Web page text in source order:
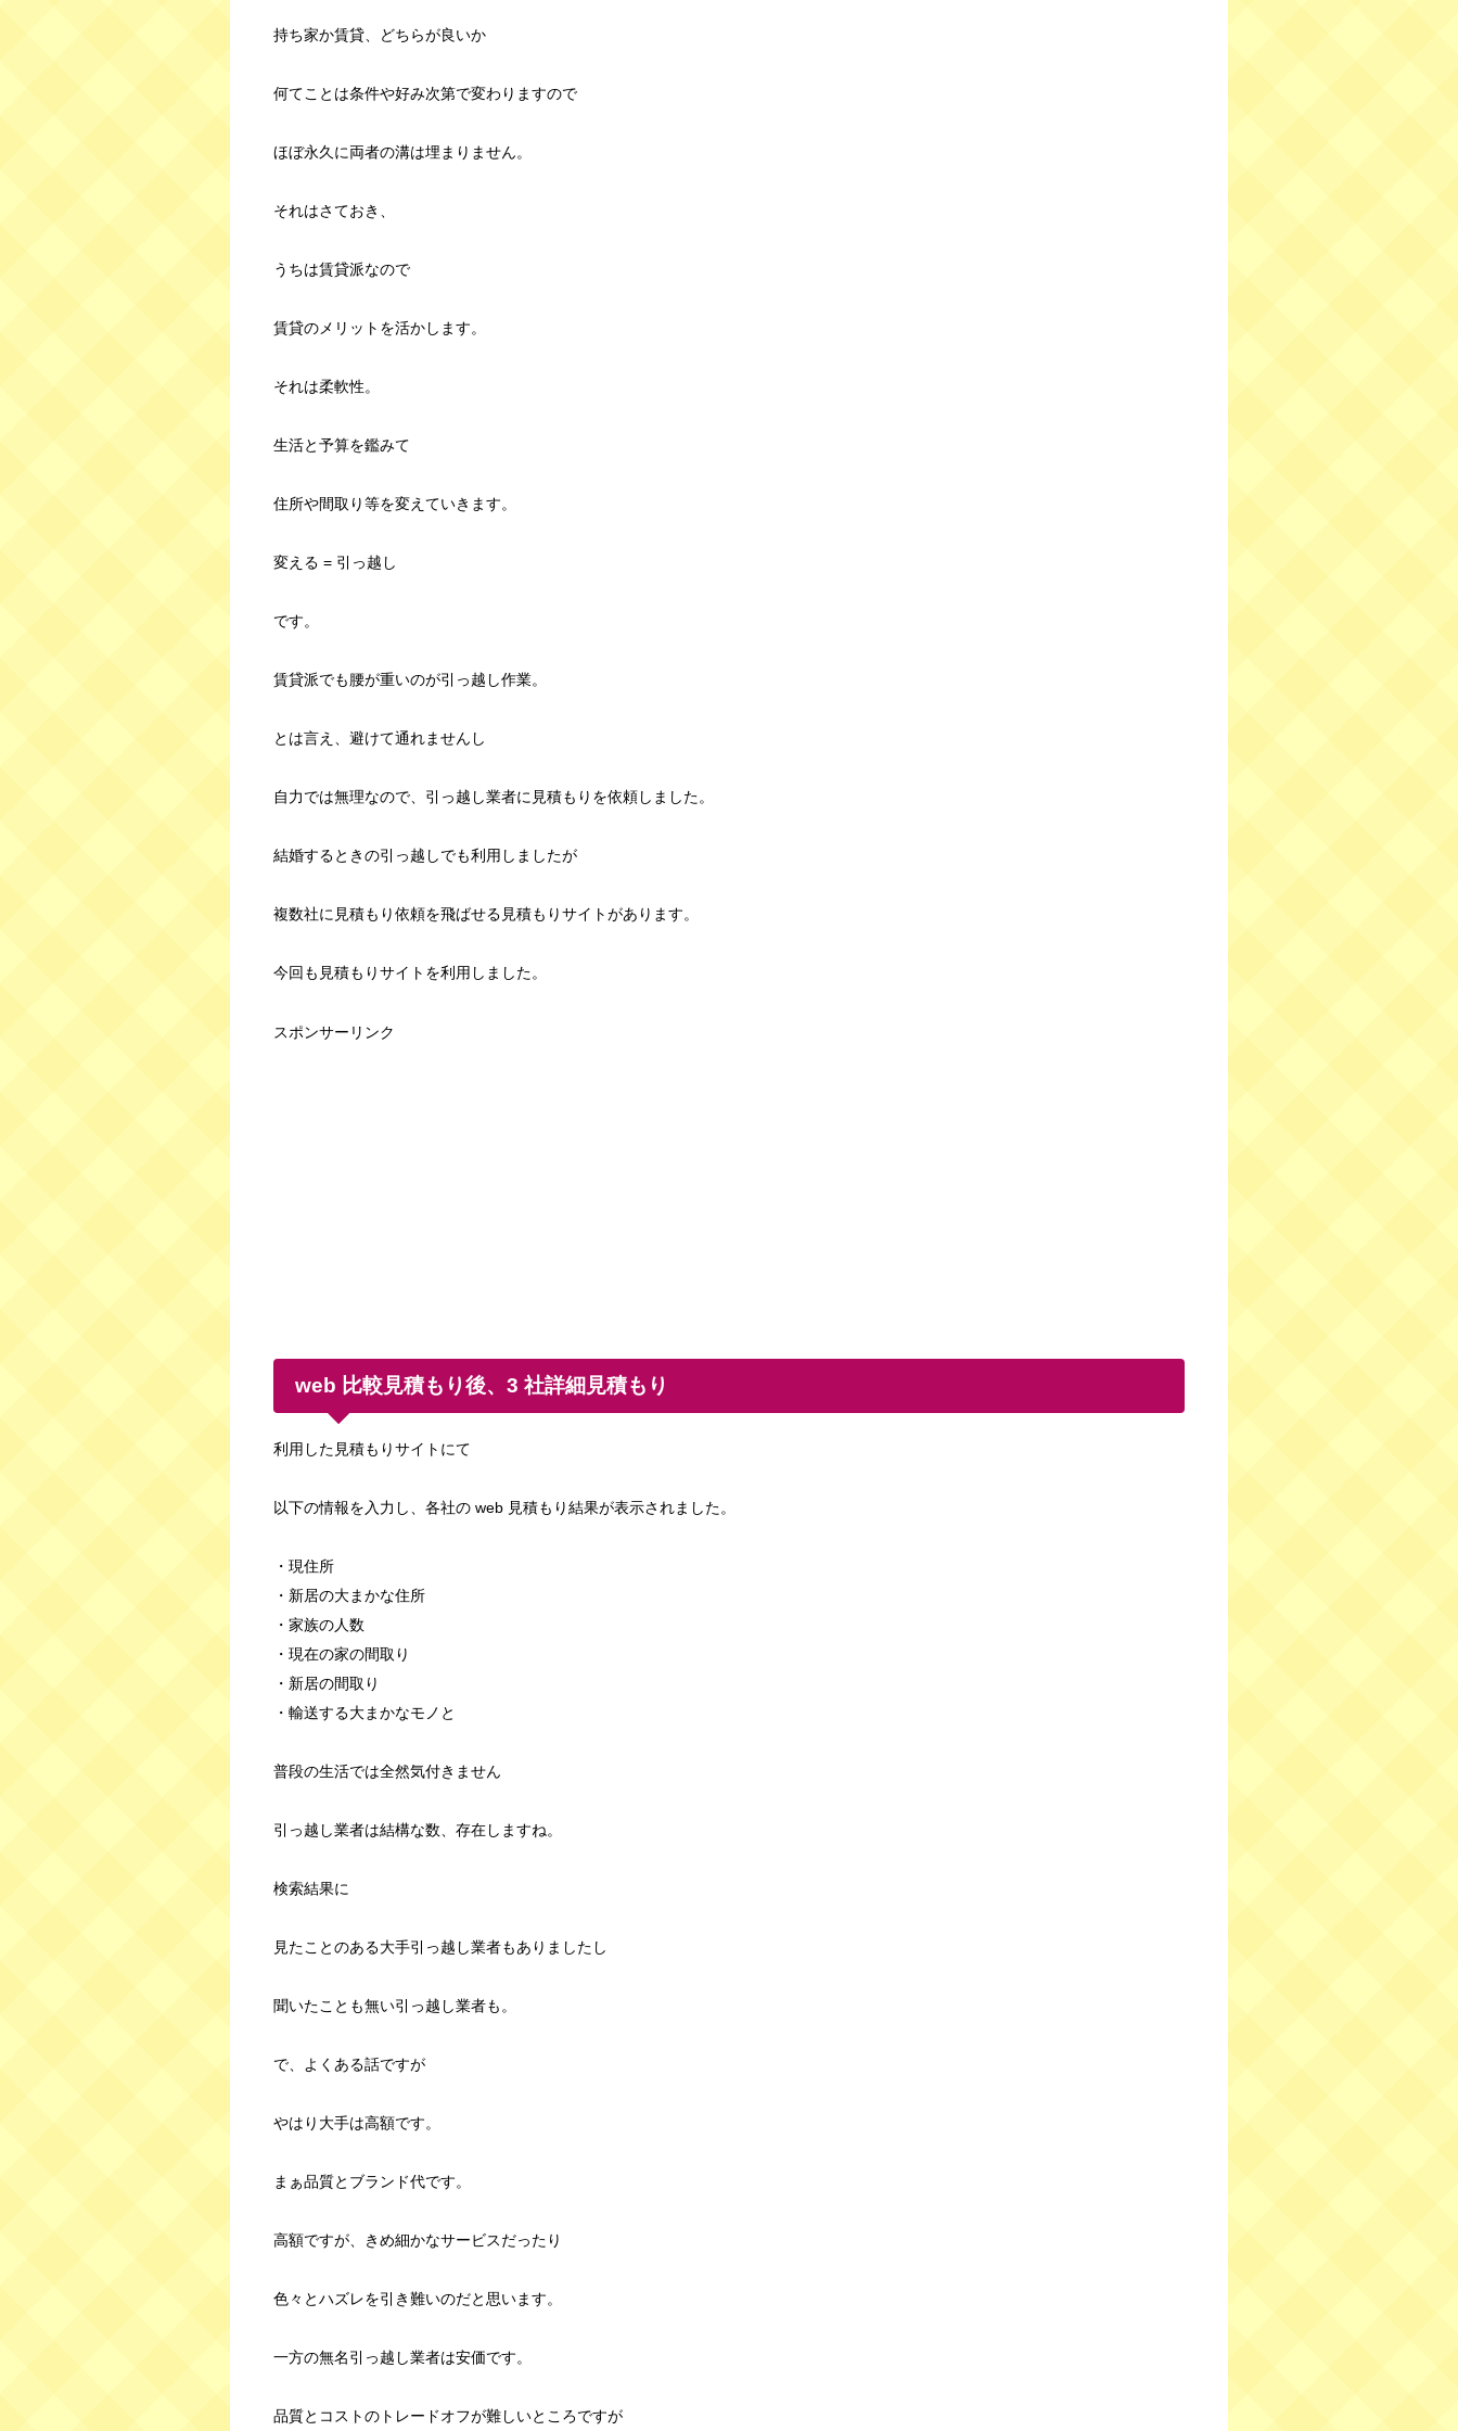
持ち家か賃貸、どちらが良いか
何てことは条件や好み次第で変わりますので
ほぼ永久に両者の溝は埋まりません。
それはさておき、
うちは賃貸派なので
賃貸のメリットを活かします。
それは柔軟性。
生活と予算を鑑みて
住所や間取り等を変えていきます。
変える = 引っ越し
です。
賃貸派でも腰が重いのが引っ越し作業。
とは言え、避けて通れませんし
自力では無理なので、引っ越し業者に見積もりを依頼しました。
結婚するときの引っ越しでも利用しましたが
複数社に見積もり依頼を飛ばせる見積もりサイトがあります。
今回も見積もりサイトを利用しました。
スポンサーリンク
web 比較見積もり後、3 社詳細見積もり
利用した見積もりサイトにて
以下の情報を入力し、各社の web 見積もり結果が表示されました。
・現住所
・新居の大まかな住所
・家族の人数
・現在の家の間取り
・新居の間取り
・輸送する大まかなモノと
普段の生活では全然気付きません
引っ越し業者は結構な数、存在しますね。
検索結果に
見たことのある大手引っ越し業者もありましたし
聞いたことも無い引っ越し業者も。
で、よくある話ですが
やはり大手は高額です。
まぁ品質とブランド代です。
高額ですが、きめ細かなサービスだったり
色々とハズレを引き難いのだと思います。
一方の無名引っ越し業者は安価です。
品質とコストのトレードオフが難しいところですが